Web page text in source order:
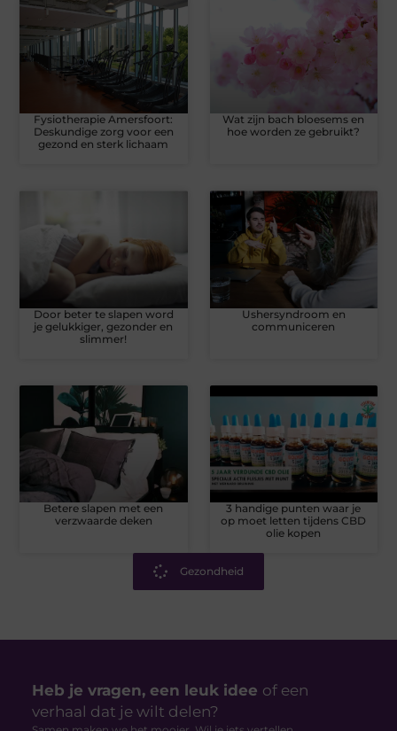
Fysiotherapie Amersfoort:
Deskundige zorg voor een
gezond en sterk lichaam
Wat zijn bach bloesems en
hoe worden ze gebruikt?
Door beter te slapen word
je gelukkiger, gezonder en
slimmer!
Ushersyndroom en
communiceren
Betere slapen met een
verzwaarde deken
3 handige punten waar je
op moet letten tijdens CBD
olie kopen
Gezondheid
Heb je vragen, een leuk idee of een
verhaal dat je wilt delen?